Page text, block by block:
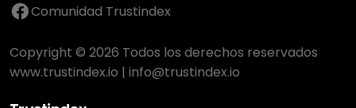
Comunidad Trustindex
Copyright © 2026 Todos los derechos reservados
www.trustindex.io | info@trustindex.io